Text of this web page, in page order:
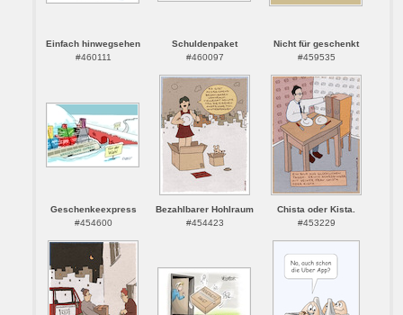
Einfach hinwegsehen
#460111
Schuldenpaket
#460097
Nicht für geschenkt
#459535
Geschenkeexpress
#454600
Bezahlbarer Hohlraum
#454423
Chista oder Kista.
#453229